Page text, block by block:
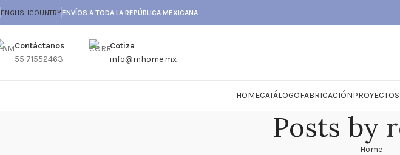
ENGLISHCOUNTRYENVÍOS A TODA LA REPÚBLICA MEXICANA
Contáctanos
55 71552463
Cotiza
info@mhome.mx
HOMECATÁLOGOFABRICACIÓNPROYECTOS
Posts by
Home